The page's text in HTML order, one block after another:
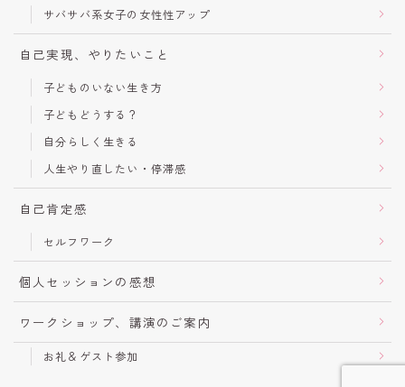
サバサバ系女子の女性性アップ
自己実現、やりたいこと
子どものいない生き方
子どもどうする？
自分らしく生きる
人生やり直したい・停滞感
自己肯定感
セルフワーク
個人セッションの感想
ワークショップ、講演のご案内
お礼＆ゲスト参加